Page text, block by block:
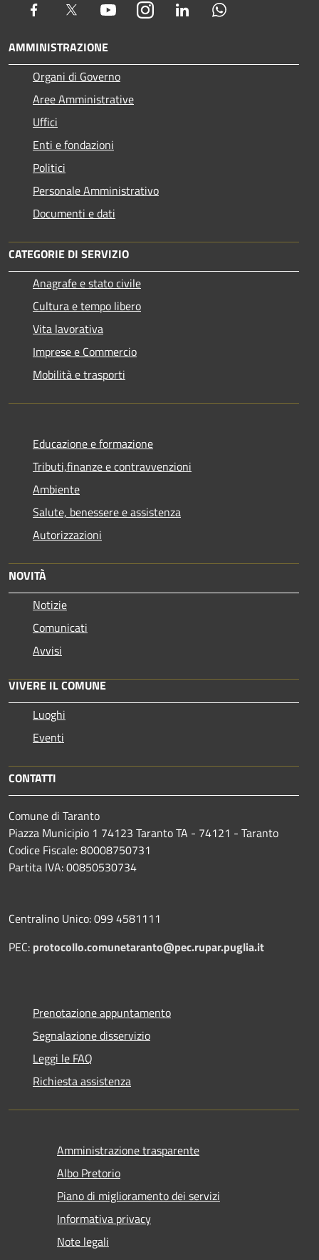
Facebook Twitter YoutubeInstagram LinkedIn
AMMINISTRAZIONE
Organi di Governo
Aree Amministrative
Uffici
Enti e fondazioni
Politici
Personale Amministrativo
Documenti e dati
CATEGORIE DI SERVIZIO
Anagrafe e stato civile
Cultura e tempo libero
Vita lavorativa
Imprese e Commercio
Mobilità e trasporti
Educazione e formazione
Tributi,finanze e contravvenzioni
Ambiente
Salute, benessere e assistenza
Autorizzazioni
NOVITÀ
Notizie
Comunicati
Avvisi
VIVERE IL COMUNE
Luoghi
Eventi
CONTATTI
Comune di Taranto
Piazza Municipio 1 74123 Taranto TA - 74121 - Taranto
Codice Fiscale: 80008750731
Partita IVA: 00850530734
Centralino Unico: 099 4581111
PEC: protocollo.comunetaranto@pec.rupar.puglia.it
Prenotazione appuntamento
Segnalazione disservizio
Leggi le FAQ
Richiesta assistenza
Amministrazione trasparente
Albo Pretorio
Piano di miglioramento dei servizi
Informativa privacy
Note legali